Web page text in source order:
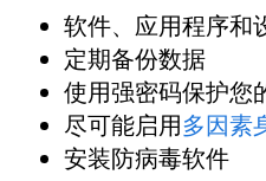
软件、应用程序和
定期备份数据
使用强密码保护您
尽可能启用多因素
安装防病毒软件